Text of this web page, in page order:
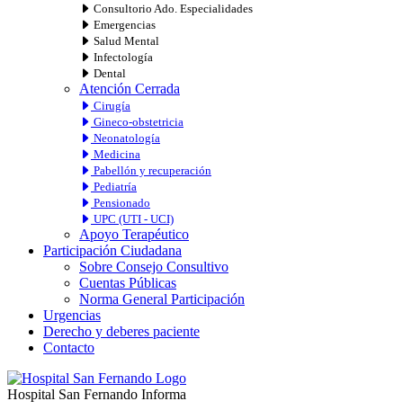
Consultorio Ado. Especialidades
Emergencias
Salud Mental
Infectología
Dental
Atención Cerrada
Cirugía
Gineco-obstetricia
Neonatología
Medicina
Pabellón y recuperación
Pediatría
Pensionado
UPC (UTI - UCI)
Apoyo Terapéutico
Participación Ciudadana
Sobre Consejo Consultivo
Cuentas Públicas
Norma General Participación
Urgencias
Derecho y deberes paciente
Contacto
Hospital San Fernando Informa